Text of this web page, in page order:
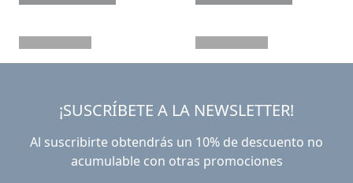
¡SUSCRÍBETE A LA NEWSLETTER!
Al suscribirte obtendrás un 10% de descuento no
acumulable con otras promociones